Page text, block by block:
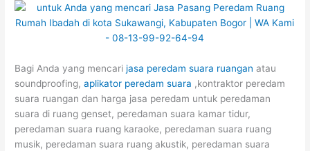
Bagi Anda yang mencarijasa peredam suara ruangan atau
soundproofing,aplikator peredam suara ,kontraktor peredam
suara ruangan dan harga jasa peredam untuk peredaman
suara di ruang genset, peredaman suara kamar tidur,
peredaman suara ruang karaoke, peredaman suara ruang
musik, peredaman suara ruang akustik, peredaman suara